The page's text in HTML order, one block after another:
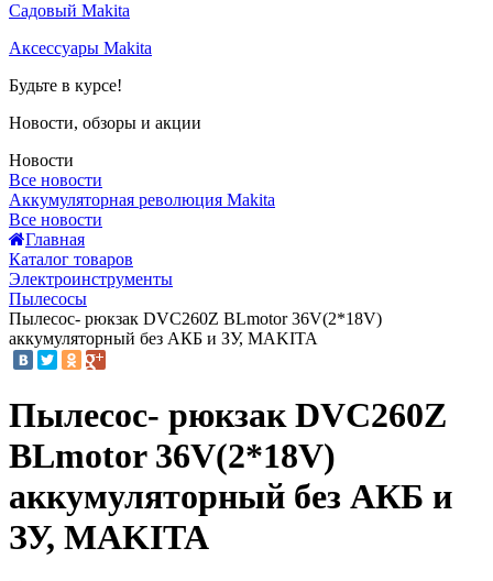
Садовый Makita
Аксессуары Makita
Будьте в курсе!
Новости, обзоры и акции
Новости
Все новости
Аккумуляторная революция Makita
Все новости
Главная
Каталог товаров
Электроинструменты
Пылесосы
Пылесос- рюкзак DVC260Z BLmotor 36V(2*18V)
аккумуляторный без АКБ и ЗУ, MAKITA
Пылесос- рюкзак DVC260Z
BLmotor 36V(2*18V)
аккумуляторный без АКБ и
ЗУ, MAKITA